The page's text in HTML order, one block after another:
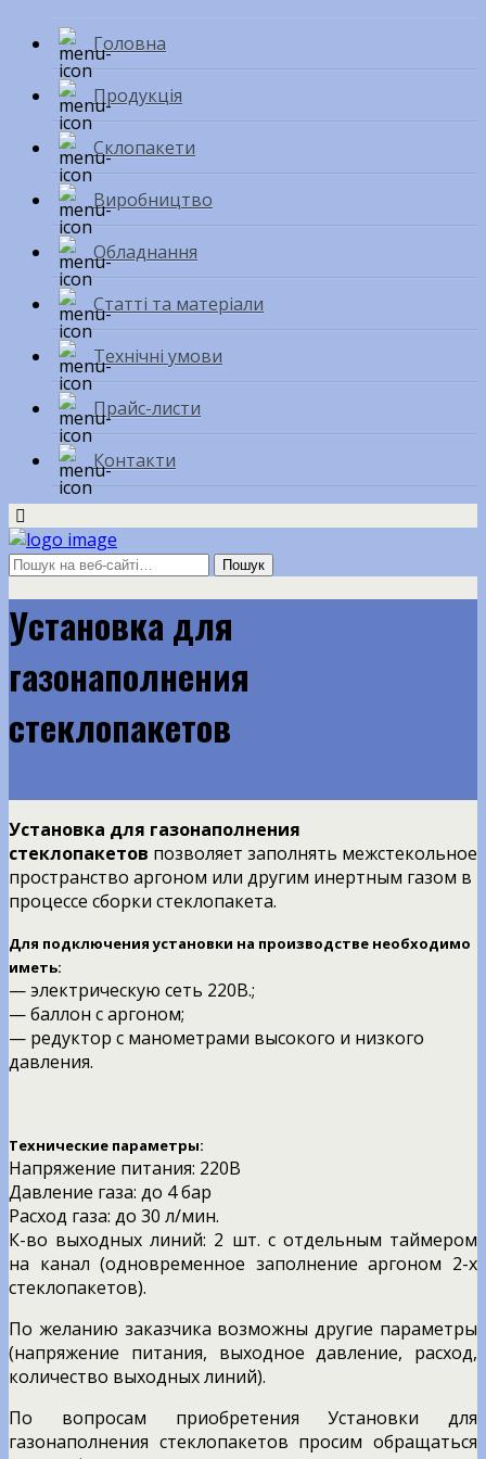
Головна
Продукція
Склопакети
Виробництво
Обладнання
Статті та матеріали
Технічні умови
Прайс-листи
Контакти
Установка для
газонаполнения
стеклопакетов
Установка для газонаполнения
стеклопакетов позволяет заполнять межстекольное
пространство аргоном или другим инертным газом в
процессе сборки стеклопакета.
Для подключения установки на производстве необходимо
иметь:
— электрическую сеть 220В.;
— баллон с аргоном;
— редуктор с манометрами высокого и низкого
давления.
Технические параметры:
Напряжение питания: 220В
Давление газа: до 4 бар
Расход газа: до 30 л/мин.
К-во выходных линий: 2 шт. с отдельным таймером
на канал (одновременное заполнение аргоном 2-х
стеклопакетов).
По желанию заказчика возможны другие параметры
(напряжение питания, выходное давление, расход,
количество выходных линий).
По вопросам приобретения Установки для
газонаполнения стеклопакетов просим обращаться